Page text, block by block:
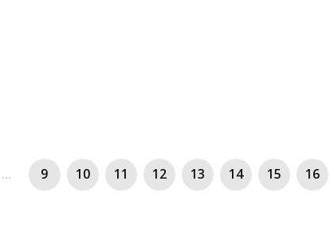
... 9 10 11 12 13 14 15 16